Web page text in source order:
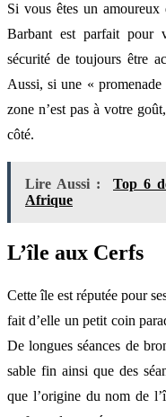
Si vous êtes un amoureux
Barbant est parfait pour
sécurité de toujours être
Aussi, si une «
zone n’est pas à votre
côté.
Lire Aussi :
Top 6
Afrique
L’île aux Cerfs
Cette île est réputée pour
fait d’elle un petit coin
De longues séances de
sable fin ainsi que des
que l’origine du nom de